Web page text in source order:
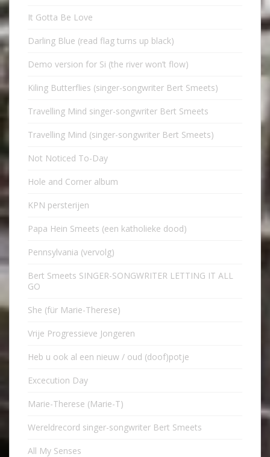
It Gotta Be Love
Darling Blue (read flag turns up black)
Demo version for Si (the river won’t flow)
Kiling Butterflies (singer-songwriter Bert Smeets)
Travelling Mind singer-songwriter Bert Smeets
Travelling Mind (singer-songwriter Bert Smeets)
Not Noticed To-Day
Hole and Corner album
KPN persterijen
Papa Hein Smeets (een katholieke dood)
Pennsylvania (vervolg)
Bert Smeets SINGER-SONGWRITER LETTING IT ALL
GO
She (für Marie-Therese)
Vrije Progressieve Jongeren
Heb u ook al een nieuw / oud (doof)potje
Excecution Day
Marie-Therese (Marie-T)
Wereldrecord singer-songwriter Bert Smeets
All My Senses